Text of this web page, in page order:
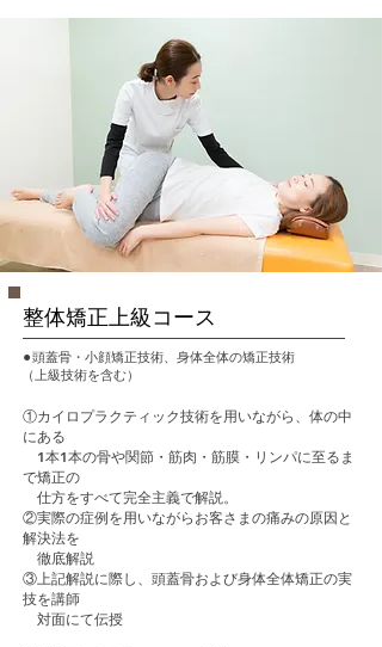
カイロプラクティック、リフレクソロ
ジーに関する学習技術習得
整体矯正上級コース
⚫︎頭蓋骨・小顔矯正技術、身体全体の矯正技術
（上級技術を含む）
①カイロプラクティック技術を用いながら、体の中
にある
1本1本の骨や関節・筋肉・筋膜・リンパに至るま
で矯正の
仕方をすべて完全主義で解説。
②実際の症例を用いながらお客さまの痛みの原因と
解決法を
徹底解説
③上記解説に際し、頭蓋骨および身体全体矯正の実
技を講師
対面にて伝授